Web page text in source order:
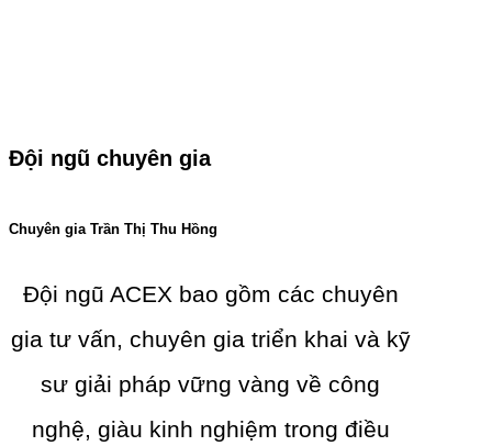
Đội ngũ chuyên gia
Chuyên gia Trần Thị Thu Hồng
Đội ngũ ACEX bao gồm các chuyên
gia tư vấn, chuyên gia triển khai và kỹ
sư giải pháp vững vàng về công
nghệ, giàu kinh nghiệm trong điều